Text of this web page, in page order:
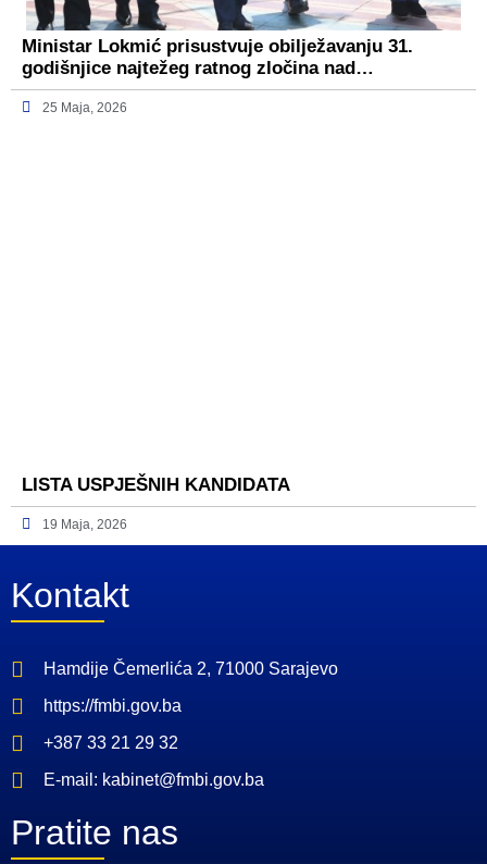
Ministar Lokmić prisustvuje obilježavanju 31.
godišnjice najtežeg ratnog zločina nad…
25 Maja, 2026
LISTA USPJEŠNIH KANDIDATA
19 Maja, 2026
Kontakt
Hamdije Čemerlića 2, 71000 Sarajevo
https://fmbi.gov.ba
+387 33 21 29 32
E-mail: kabinet@fmbi.gov.ba
Pratite nas